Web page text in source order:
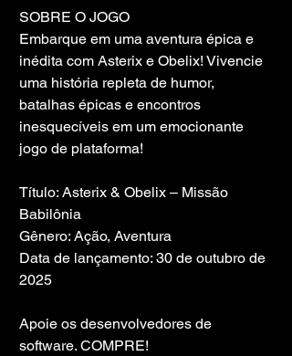
SOBRE O JOGO
Embarque em uma aventura épica e
inédita com Asterix e Obelix! Vivencie
uma história repleta de humor,
batalhas épicas e encontros
inesquecíveis em um emocionante
jogo de plataforma!
Título: Asterix & Obelix – Missão
Babilônia
Gênero: Ação, Aventura
Data de lançamento: 30 de outubro de
2025
Apoie os desenvolvedores de
software. COMPRE!